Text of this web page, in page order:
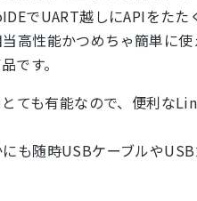
でUART越しにAPIをたた
高性能かつめちゃ簡単に
です。
ても有能なので、便利な
も随時USBケーブルやUSB